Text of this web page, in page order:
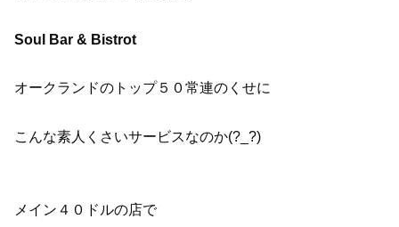
Soul Bar & Bistrot
オークランドのトップ５０常連のくせに
こんな素人くさいサービスなのか(?_?)
メイン４０ドルの店で